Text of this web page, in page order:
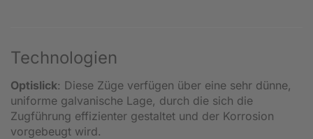
Technologien
Optislick: Diese Züge verfügen über eine sehr dünne,
uniforme galvanische Lage, durch die sich die
Zugführung effizienter gestaltet und der Korrosion
vorgebeugt wird.